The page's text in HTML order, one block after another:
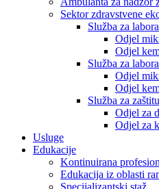
Sektor zdravstvene
Služba za
Odjel
Odjel
Služba za
Odjel
Odjel
Služba za
Odjel za
Odjel za
Usluge
Edukacije
Kontinuirana
Edukacija iz oblasti
Specijalizantski staž